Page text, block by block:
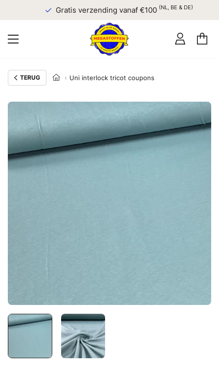
Gratis verzending vanaf €100(NL, BE & DE)
TERUG Uni interlock tricot coupons